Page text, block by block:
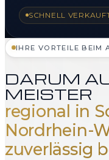
SCHNELL
IHRE VORTEILE BEIM
DARUM
MEISTER
regional in
Nordrhein-
zuverlässig